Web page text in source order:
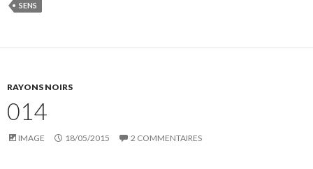
SENS
RAYONS NOIRS
014
IMAGE 18/05/2015 2 COMMENTAIRES